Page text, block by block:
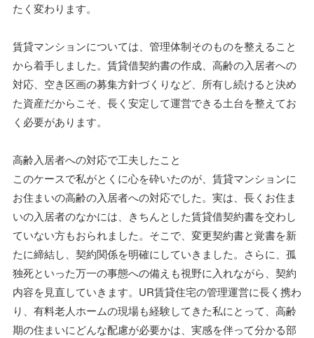
たく変わります。
賃貸マンションについては、管理体制そのものを整えること
から着手しました。賃貸借契約書の作成、高齢の入居者への
対応、空き区画の募集方針づくりなど、所有し続けると決め
た資産だからこそ、長く安定して運営できる土台を整えてお
く必要があります。
高齢入居者への対応で工夫したこと
このケースで私がとくに心を砕いたのが、賃貸マンションに
お住まいの高齢の入居者への対応でした。実は、長くお住ま
いの入居者のなかには、きちんとした賃貸借契約書を交わし
ていない方もおられました。そこで、変更契約書と覚書を新
たに締結し、契約関係を明確にしていきました。さらに、孤
独死といった万一の事態への備えも視野に入れながら、契約
内容を見直していきます。UR賃貸住宅の管理運営に長く携わ
り、有料老人ホームの現場も経験してきた私にとって、高齢
期の住まいにどんな配慮が必要かは、実感を伴って分かる部